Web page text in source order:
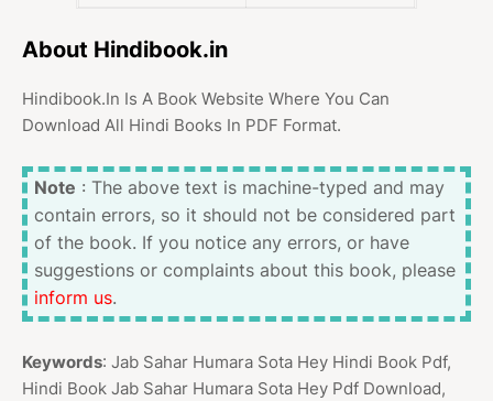
About Hindibook.in
Hindibook.In Is A Book Website Where You Can
Download All Hindi Books In PDF Format.
Note : The above text is machine-typed and may
contain errors, so it should not be considered part
of the book. If you notice any errors, or have
suggestions or complaints about this book, please
inform us.
Keywords: Jab Sahar Humara Sota Hey Hindi Book Pdf,
Hindi Book Jab Sahar Humara Sota Hey Pdf Download,